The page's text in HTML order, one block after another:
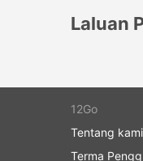
Laluan
12Go
Tentang kami
Terma